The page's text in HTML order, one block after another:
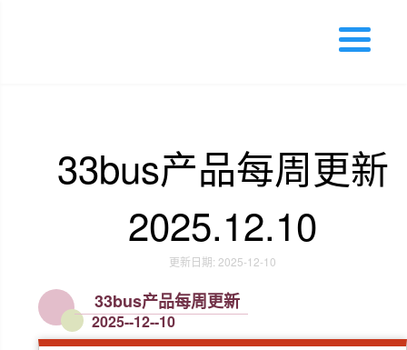
33bus产品每周更新
2025.12.10
更新日期: 2025-12-10
33bus产品每周更新
2025--12--10